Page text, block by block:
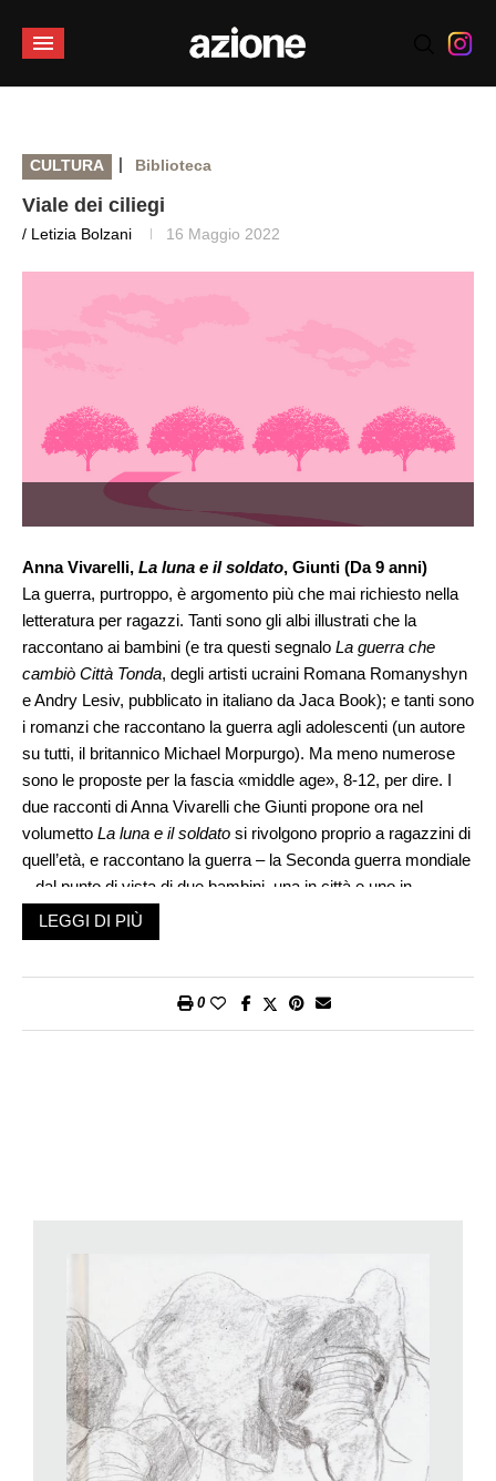
CULTURA | Biblioteca
Viale dei ciliegi
/ Letizia Bolzani 16 Maggio 2022
Anna Vivarelli, La luna e il soldato, Giunti (Da 9 anni)
La guerra, purtroppo, è argomento più che mai richiesto nella
letteratura per ragazzi. Tanti sono gli albi illustrati che la
raccontano ai bambini (e tra questi segnalo La guerra che
cambiò Città Tonda, degli artisti ucraini Romana Romanyshyn
e Andry Lesiv, pubblicato in italiano da Jaca Book); e tanti sono
i romanzi che raccontano la guerra agli adolescenti (un autore
su tutti, il britannico Michael Morpurgo). Ma meno numerose
sono le proposte per la fascia «middle age», 8-12, per dire. I
due racconti di Anna Vivarelli che Giunti propone ora nel
volumetto La luna e il soldato si rivolgono proprio a ragazzini di
quell’età, e raccontano la guerra – la Seconda guerra mondiale
– dal punto di vista di due bambini, una in città e uno in
campagna: Magda, che passa le notti dei bombardamenti su
Torino nel rifugio antiaereo; e Gabriele, che andando a
porta un quadernetto come talismano della memoria, per
ricordare meglio le cose, anche se scriverci era impossibile,
per via della luce fioca. E la sua memoria di bambina ci
restituisce personaggi vividi, come il vecchio Signor Satta,
burbero e svanito, con cui instaura un rapporto speciale; o la
signorina De Lellis, modista in via Po e «sempre perfetta,
sempre impettita perfino sulla panca della cantina». Dopo le
cantine, non più sicure, c’è il ricovero pubblico cittadino, che
LEGGI DI PIÙ
0